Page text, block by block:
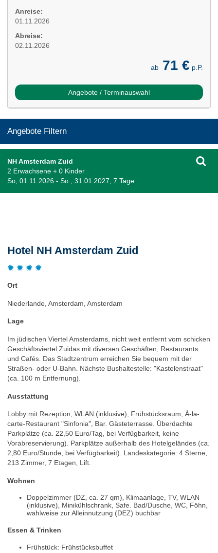
Anreise:
01.11.2026
Abreise:
02.11.2026
ab 71 € p.P.
Angebote / Terminauswahl
Angebote Filtern
NH Amsterdam Zuid
2 Erwachsene + 0 Kinder
So, 01.11.2026 - So., 31.01.2027, 7 Tage
Hotel NH Amsterdam Zuid
Ort
Niederlande, Amsterdam, Amsterdam
Lage
Im jüdischen Viertel Amsterdams, nicht weit entfernt vom schicken
Geschäftsviertel Zuidas mit diversen Geschäften, Restaurants
und Cafés. Das Stadtzentrum erreichen Sie bequem mit der
Straßen- oder U-Bahn. Nächste Bushaltestelle: "Kastelenstraat"
(ca. 100 m Entfernung).
Ausstattung
Lobby mit Rezeption, WLAN (inklusive), Frühstücksraum, À-la-
carte-Restaurant "Sinfonia", Bar. Gästeterrasse. Überdachte
Parkplätze (ca. 22,50 Euro/Tag, bei Verfügbarkeit, keine
Vorabreservierung). Parkplätze außerhalb des Hotelgeländes (ca.
2,80 Euro/Stunde, bei Verfügbarkeit). Landeskategorie: 4 Sterne,
213 Zimmer, 7 Etagen, Lift.
Wohnen
Doppelzimmer (DZ, ca. 27 qm), Klimaanlage, TV, WLAN
(inklusive), Minikühlschrank, Safe. Bad/Dusche, WC, Föhn,
wahlweise zur Alleinnutzung (DEZ) buchbar
Essen & Trinken
Frühstück: Frühstücksbuffet